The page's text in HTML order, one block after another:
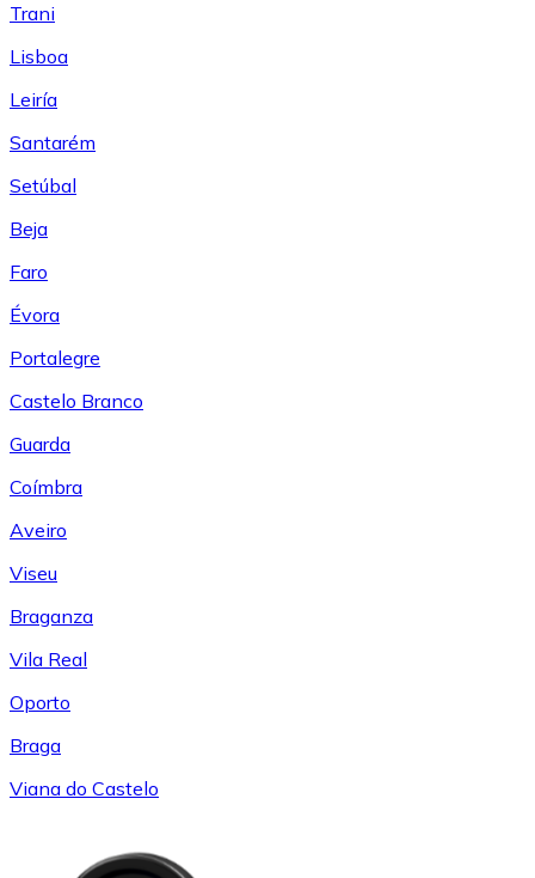
Trani
Lisboa
Leiría
Santarém
Setúbal
Beja
Faro
Évora
Portalegre
Castelo Branco
Guarda
Coímbra
Aveiro
Viseu
Braganza
Vila Real
Oporto
Braga
Viana do Castelo